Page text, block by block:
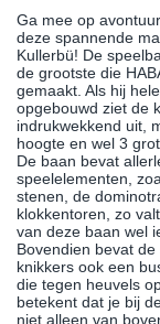
Ga mee op
deze spannende
Kullerbü! De
de grootste die
gemaakt. Als hij
opgebouwd ziet de
indrukwekkend uit,
hoogte en wel 3
De baan bevat
speelelementen,
stenen, de
klokkentoren, zo
van deze baan wel
Bovendien bevat
knikkers ook een
die tegen heuvels
betekent dat je bij
niet alleen van